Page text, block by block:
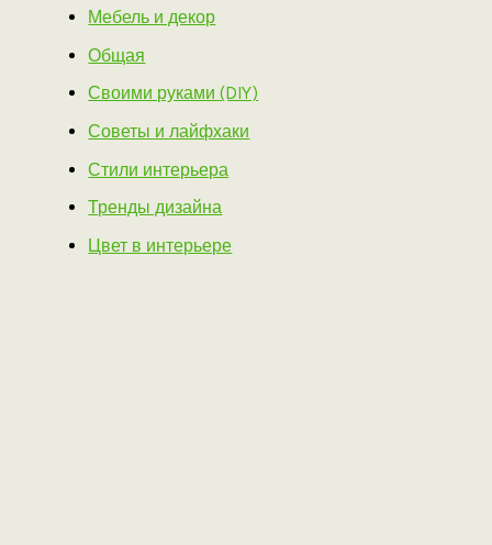
Мебель и декор
Общая
Своими руками (DIY)
Советы и лайфхаки
Стили интерьера
Тренды дизайна
Цвет в интерьере